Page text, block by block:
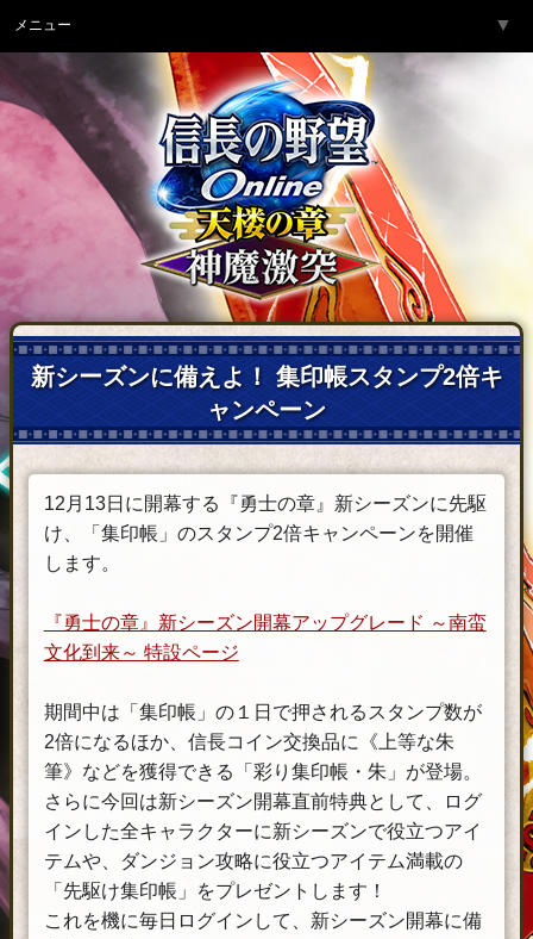
メニュー ▼
トップページ
ゲーム紹介
サービス
コミュニティ
ネットカフェ ▼
新シーズンに備えよ！ 集印帳スタンプ2倍キ
ャンペーン
12月13日に開幕する『勇士の章』新シーズンに先駆
け、「集印帳」のスタンプ2倍キャンペーンを開催
します。
『勇士の章』新シーズン開幕アップグレード ～南蛮
文化到来～ 特設ページ
期間中は「集印帳」の１日で押されるスタンプ数が
2倍になるほか、信長コイン交換品に《上等な朱
筆》などを獲得できる「彩り集印帳・朱」が登場。
さらに今回は新シーズン開幕直前特典として、ログ
インした全キャラクターに新シーズンで役立つアイ
テムや、ダンジョン攻略に役立つアイテム満載の
「先駆け集印帳」をプレゼントします！
これを機に毎日ログインして、新シーズン開幕に備